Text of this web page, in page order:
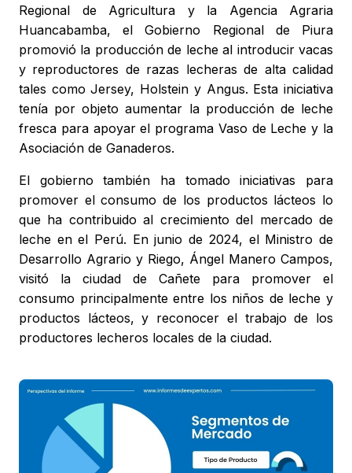
Regional de Agricultura y la Agencia Agraria
Huancabamba, el Gobierno Regional de Piura
promovió la producción de leche al introducir vacas
y reproductores de razas lecheras de alta calidad
tales como Jersey, Holstein y Angus. Esta iniciativa
tenía por objeto aumentar la producción de leche
fresca para apoyar el programa Vaso de Leche y la
Asociación de Ganaderos.
El gobierno también ha tomado iniciativas para
promover el consumo de los productos lácteos lo
que ha contribuido al crecimiento del mercado de
leche en el Perú. En junio de 2024, el Ministro de
Desarrollo Agrario y Riego, Ángel Manero Campos,
visitó la ciudad de Cañete para promover el
consumo principalmente entre los niños de leche y
productos lácteos, y reconocer el trabajo de los
productores lecheros locales de la ciudad.